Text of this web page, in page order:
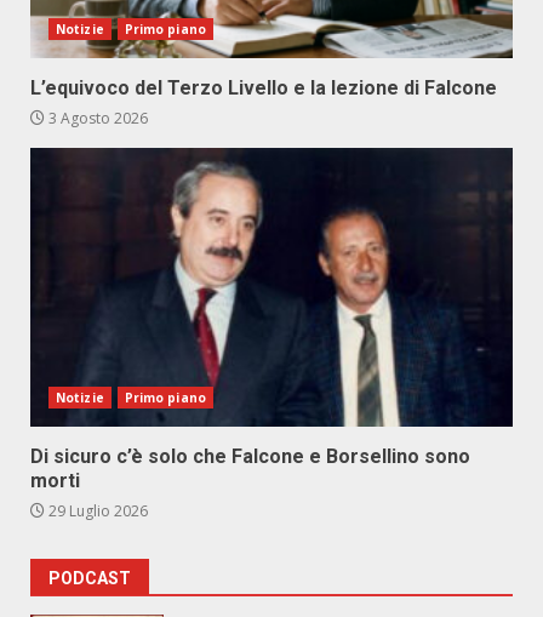
Notizie Primo piano
L’equivoco del Terzo Livello e la lezione di Falcone
3 Agosto 2026
Notizie Primo piano
Di sicuro c’è solo che Falcone e Borsellino sono
morti
29 Luglio 2026
PODCAST